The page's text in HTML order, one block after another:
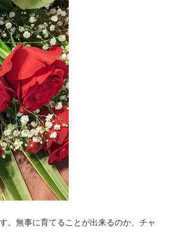
。無事に育てることが出来るのか、チャ